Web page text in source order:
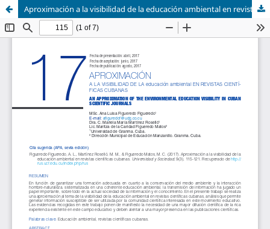
Aproximación a la visibilidad de la educación ambiental en revistas científicas cubanas